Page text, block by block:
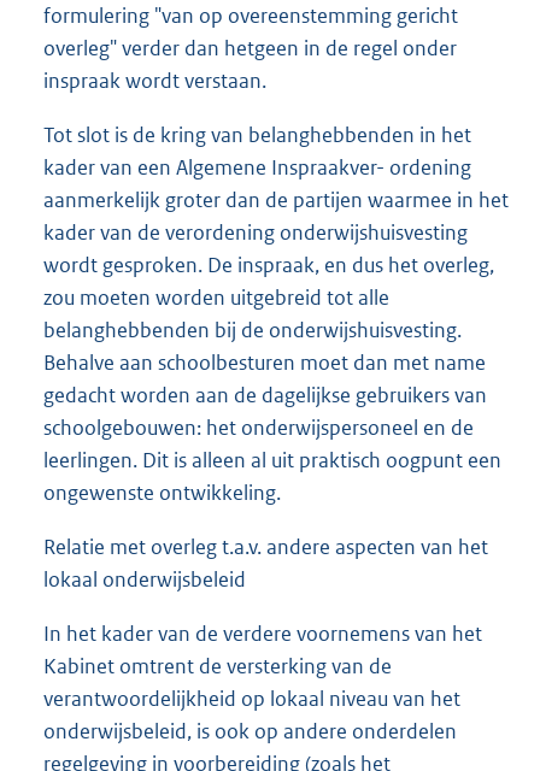
formulering "van op overeenstemming gericht
overleg" verder dan hetgeen in de regel onder
inspraak wordt verstaan.
Tot slot is de kring van belanghebbenden in het
kader van een Algemene Inspraakver- ordening
aanmerkelijk groter dan de partijen waarmee in het
kader van de verordening onderwijshuisvesting
wordt gesproken. De inspraak, en dus het overleg,
zou moeten worden uitgebreid tot alle
belanghebbenden bij de onderwijshuisvesting.
Behalve aan schoolbesturen moet dan met name
gedacht worden aan de dagelijkse gebruikers van
schoolgebouwen: het onderwijspersoneel en de
leerlingen. Dit is alleen al uit praktisch oogpunt een
ongewenste ontwikkeling.
Relatie met overleg t.a.v. andere aspecten van het
lokaal onderwijsbeleid
In het kader van de verdere voornemens van het
Kabinet omtrent de versterking van de
verantwoordelijkheid op lokaal niveau van het
onderwijsbeleid, is ook op andere onderdelen
regelgeving in voorbereiding (zoals het